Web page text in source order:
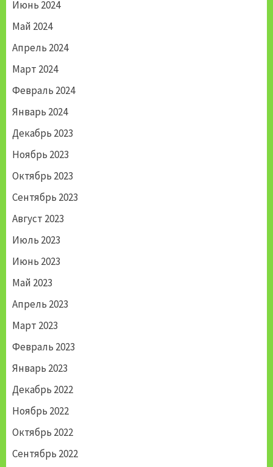
Июнь 2024
Май 2024
Апрель 2024
Март 2024
Февраль 2024
Январь 2024
Декабрь 2023
Ноябрь 2023
Октябрь 2023
Сентябрь 2023
Август 2023
Июль 2023
Июнь 2023
Май 2023
Апрель 2023
Март 2023
Февраль 2023
Январь 2023
Декабрь 2022
Ноябрь 2022
Октябрь 2022
Сентябрь 2022